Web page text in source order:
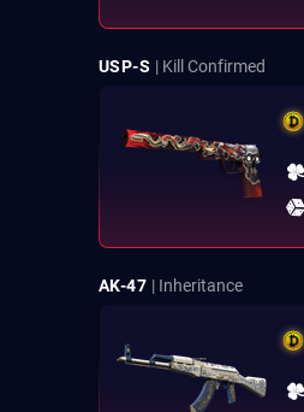
USP-S | Kill Confirmed
AK-47 | Inheritance